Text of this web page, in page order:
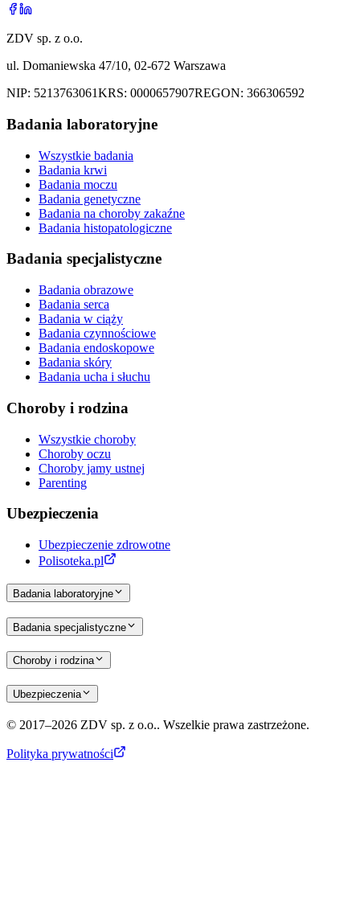
ZDV sp. z o.o.
ul. Domaniewska 47/10, 02-672 Warszawa
NIP: 5213763061KRS: 0000657907REGON: 366306592
Badania laboratoryjne
Wszystkie badania
Badania krwi
Badania moczu
Badania genetyczne
Badania na choroby zakaźne
Badania histopatologiczne
Badania specjalistyczne
Badania obrazowe
Badania serca
Badania w ciąży
Badania czynnościowe
Badania endoskopowe
Badania skóry
Badania ucha i słuchu
Choroby i rodzina
Wszystkie choroby
Choroby oczu
Choroby jamy ustnej
Parenting
Ubezpieczenia
Ubezpieczenie zdrowotne
Polisoteka.pl
Badania laboratoryjne
Badania specjalistyczne
Choroby i rodzina
Ubezpieczenia
© 2017–2026 ZDV sp. z o.o.. Wszelkie prawa zastrzeżone.
Polityka prywatności